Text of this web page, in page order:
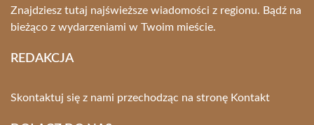
Znajdziesz tutaj najświeższe wiadomości z regionu. Bądź na
bieżąco z wydarzeniami w Twoim mieście.
REDAKCJA
Skontaktuj się z nami przechodząc na stronę Kontakt